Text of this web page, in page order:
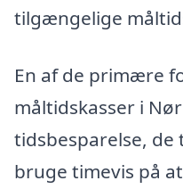
tilgængelige
En af de primære
måltidskasser i
tidsbesparelse,
bruge timevis på